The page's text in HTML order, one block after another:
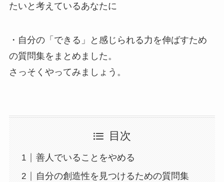
たいと考えているあなたに
・自分の「できる」と感じられる力を伸ばすため
の質問集をまとめました。
さっそくやってみましょう。
目次
善人でいることをやめる
自分の創造性を見つけるための質問集